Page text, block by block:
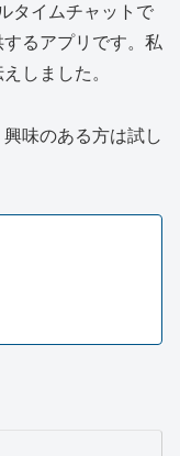
タイムチャットで
るアプリです。私
しました。
味のある方は試し